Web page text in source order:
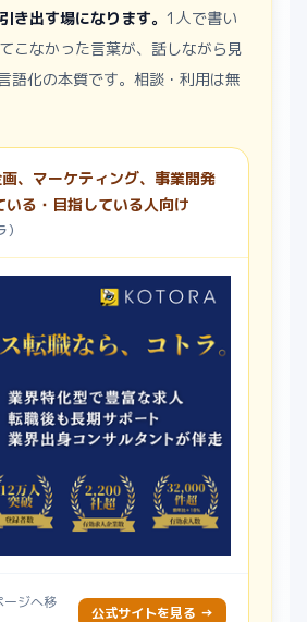
き出す場になります。 1人で書い
こなかった言葉が、話しながら見
化の本質です。相談・利用は無
、マーケティング、事業開発
いる・目指している人向け
ージへ移
公式サイトを見る →